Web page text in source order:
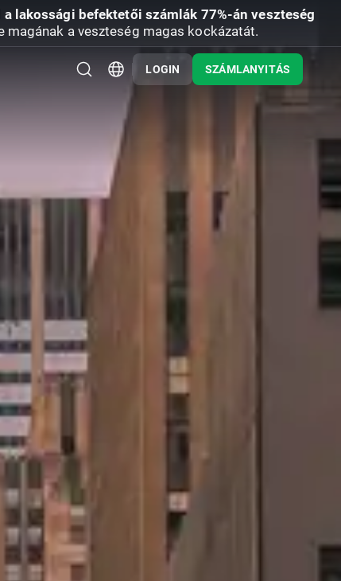
lakossági befektetői számlák 77%-án veszteség
magának a veszteség magas kockázatát.
LOGIN SZÁMLANYITÁS